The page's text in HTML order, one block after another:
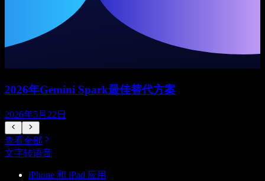
2026年Gemini Spark最佳替代方案
2026年5月22日
查看全部
文字转语音
iPhone 和 iPad 应用